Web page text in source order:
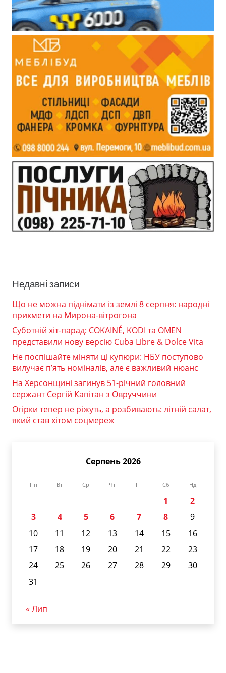
Недавні записи
Що не можна піднімати із землі 8 серпня: народні
прикмети на Мирона-вітрогона
Суботній хіт-парад: COKAINÉ, KODI та OMEN
представили нову версію Cuba Libre & Dolce Vita
Не поспішайте міняти ці купюри: НБУ поступово
вилучає п’ять номіналів, але є важливий нюанс
На Херсонщині загинув 51-річний головний
сержант Сергій Капітан з Овруччини
Огірки тепер не ріжуть, а розбивають: літній салат,
який став хітом соцмереж
Серпень 2026
Пн Вт Ср Чт Пт Сб Нд
1
2
3
4 5 6 7 8
9
10
11 12 13 14 15
16
17
18 19 20 21 22
23
24
25 26 27 28 29
30
31
« Лип